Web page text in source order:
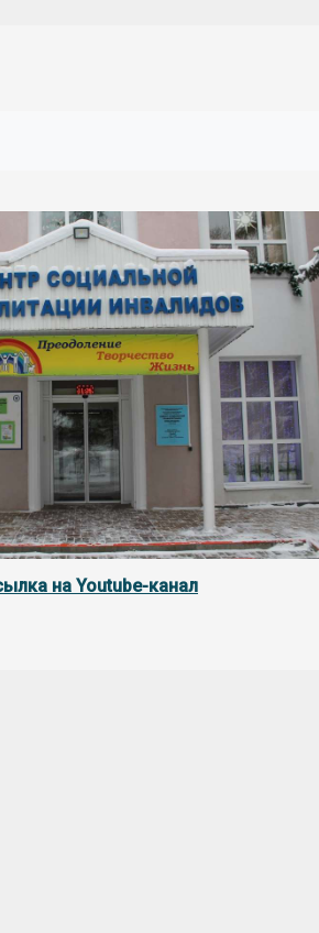
на Youtube-канал